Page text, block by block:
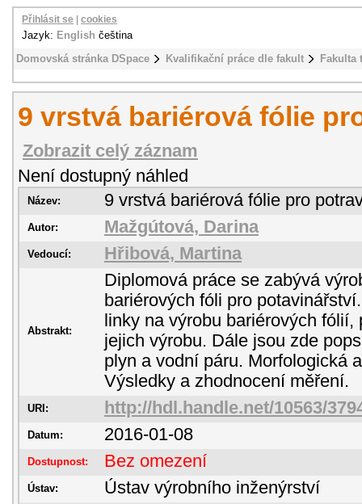
Domovská stránka DSpace Kvalifikační práce dle fakult Fakulta
Přihlásit se cookies
Jazyk: English čeština
9 vrstvá bariérová fólie
Zobrazit celý záznam
Není dostupný náhled
Název: 9 vrstvá bariérová fólie pro
Autor: Mažgútová, Darina
Vedoucí: Hřibová, Martina
Abstrakt:
Diplomová práce se zabývá
bariérových fóli pro
linky na výrobu bariérových
jejich výrobu. Dále jsou zde
plyn a vodní páru. Morfologická
Výsledky a zhodnocení měření.
URI: http://hdl.handle.net/10563/
Datum: 2016-01-08
Dostupnost: Bez omezení
Ústav: Ústav výrobního inženýrství